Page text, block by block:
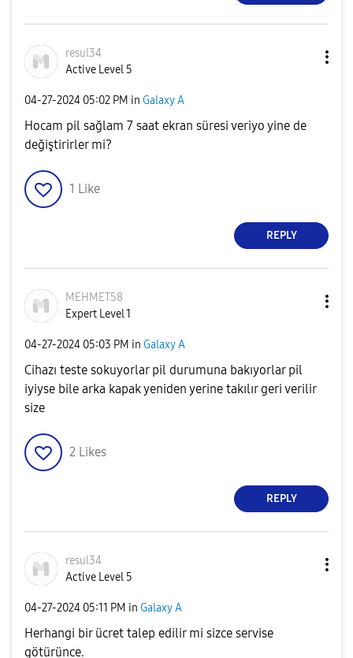
resul34
Active Level 5
‎04-27-2024 05:02 PM in Galaxy A
Hocam pil sağlam 7 saat ekran süresi veriyo yine de
değiştirirler mi?
1 Like
REPLY
MEHMET58
Expert Level 1
‎04-27-2024 05:03 PM in Galaxy A
Cihazı teste sokuyorlar pil durumuna bakıyorlar pil
iyiyse bile arka kapak yeniden yerine takılır geri verilir
size
2 Likes
REPLY
resul34
Active Level 5
‎04-27-2024 05:11 PM in Galaxy A
Herhangi bir ücret talep edilir mi sizce servise
götürünce.